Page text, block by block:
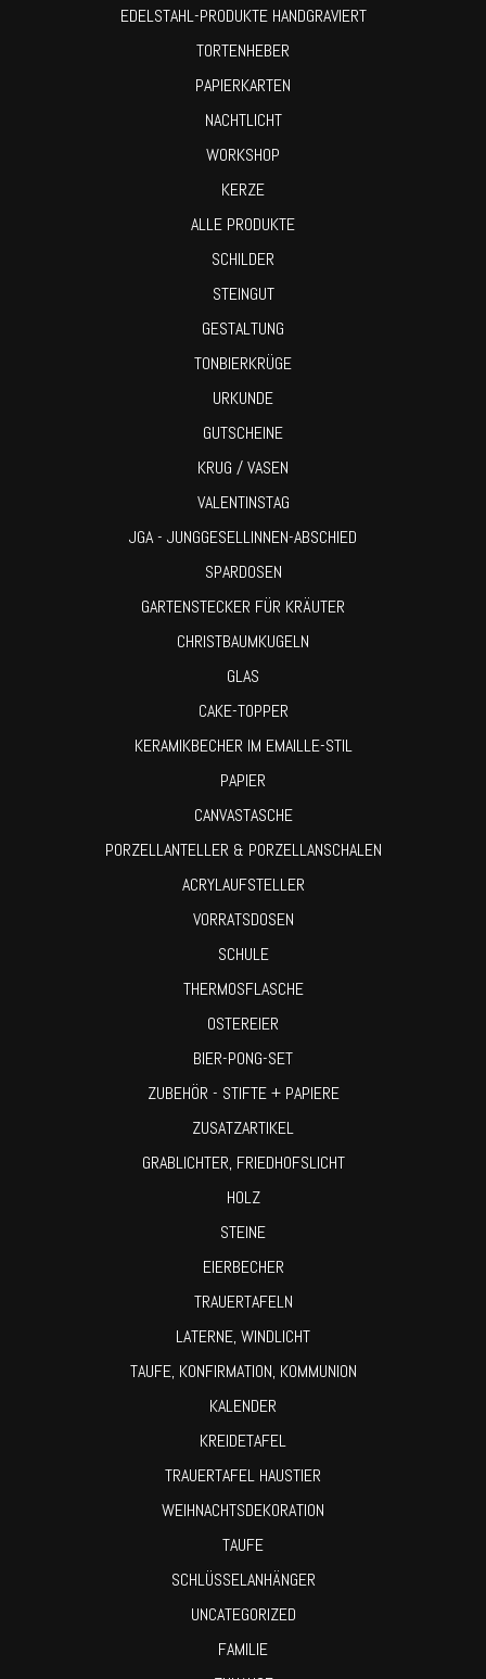
EDELSTAHL-PRODUKTE HANDGRAVIERT
TORTENHEBER
PAPIERKARTEN
NACHTLICHT
WORKSHOP
KERZE
ALLE PRODUKTE
SCHILDER
STEINGUT
GESTALTUNG
TONBIERKRÜGE
URKUNDE
GUTSCHEINE
KRUG / VASEN
VALENTINSTAG
JGA - JUNGGESELLINNEN-ABSCHIED
SPARDOSEN
GARTENSTECKER FÜR KRÄUTER
CHRISTBAUMKUGELN
GLAS
CAKE-TOPPER
KERAMIKBECHER IM EMAILLE-STIL
PAPIER
CANVASTASCHE
PORZELLANTELLER & PORZELLANSCHALEN
ACRYLAUFSTELLER
VORRATSDOSEN
SCHULE
THERMOSFLASCHE
OSTEREIER
BIER-PONG-SET
ZUBEHÖR - STIFTE + PAPIERE
ZUSATZARTIKEL
GRABLICHTER, FRIEDHOFSLICHT
HOLZ
STEINE
EIERBECHER
TRAUERTAFELN
LATERNE, WINDLICHT
TAUFE, KONFIRMATION, KOMMUNION
KALENDER
KREIDETAFEL
TRAUERTAFEL HAUSTIER
WEIHNACHTSDEKORATION
TAUFE
SCHLÜSSELANHÄNGER
UNCATEGORIZED
FAMILIE